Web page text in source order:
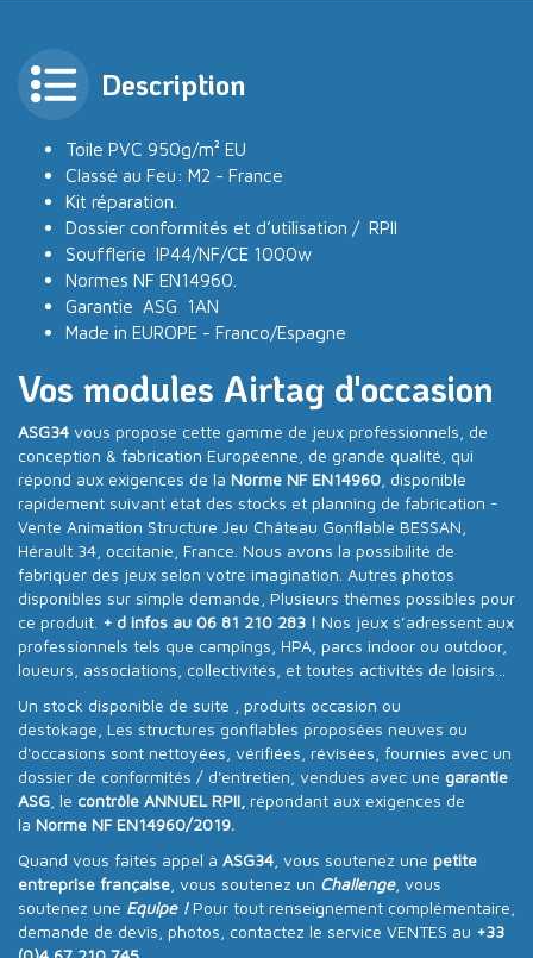
Description
Toile PVC 950g/m² EU
Classé au Feu: M2 - France
Kit réparation.
Dossier conformités et d’utilisation / RPII
Soufflerie IP44/NF/CE 1000w
Normes NF EN14960.
Garantie ASG 1AN
Made in EUROPE - Franco/Espagne
Vos modules Airtag d'occasion
ASG34 vous propose cette gamme de jeux professionnels, de
conception & fabrication Européenne, de grande qualité, qui
répond aux exigences de la Norme NF EN14960 , disponible
rapidement suivant état des stocks et planning de fabrication -
Vente Animation Structure Jeu Château Gonflable BESSAN,
Hérault 34, occitanie, France. Nous avons la possibilité de
fabriquer des jeux selon votre imagination. Autres photos
disponibles sur simple demande, Plusieurs thèmes possibles pour
ce produit. + d infos au 06 81 210 283 ! Nos jeux s’adressent aux
professionnels tels que campings, HPA, parcs indoor ou outdoor,
loueurs, associations, collectivités, et toutes activités de loisirs...
Un stock disponible de suite , produits occasion ou
destokage, Les structures gonflables proposées neuves ou
d'occasions sont nettoyées, vérifiées, révisées, fournies avec un
dossier de conformités / d'entretien, vendues avec une garantie
ASG , le contrôle ANNUEL RPII, répondant aux exigences de
la Norme NF EN14960/2019.
Quand vous faites appel à ASG34 , vous soutenez une petite
entreprise française , vous soutenez un Challenge, vous
soutenez une Equipe !Pour tout renseignement complémentaire,
demande de devis, photos, contactez le service VENTES au +33